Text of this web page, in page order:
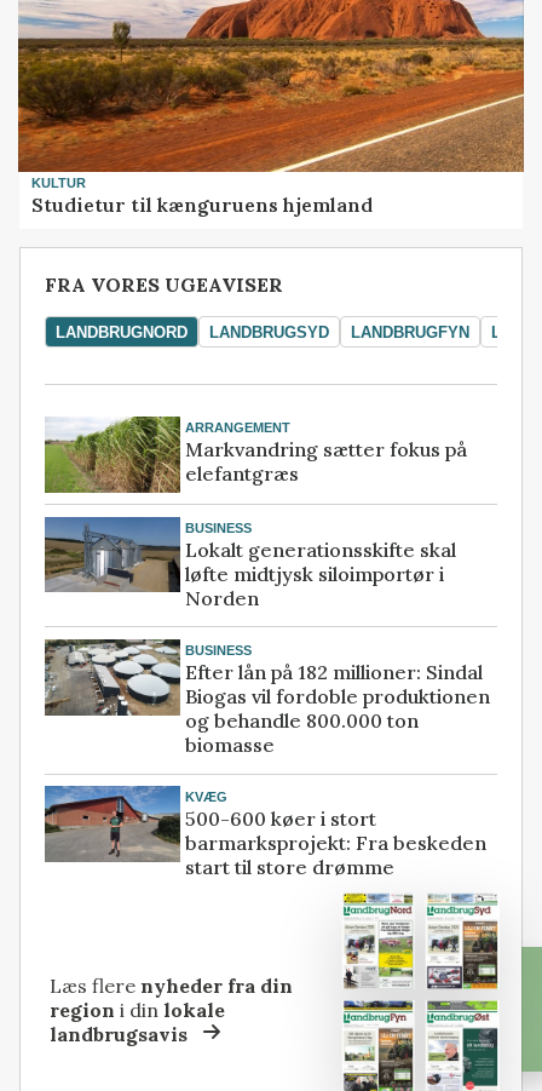
KULTUR
Studietur til kænguruens hjemland
FRA VORES UGEAVISER
LANDBRUGNORD LANDBRUGSYD LANDBRUGFYN
ARRANGEMENT
Markvandring sætter fokus på
elefantgræs
BUSINESS
Lokalt generationsskifte skal
løfte midtjysk siloimportør i
Norden
BUSINESS
Efter lån på 182 millioner: Sindal
Biogas vil fordoble produktionen
og behandle 800.000 ton
biomasse
KVÆG
500-600 køer i stort
barmarksprojekt: Fra beskeden
start til store drømme
Læs flere nyheder fra din
region i dinlokale
landbrugsavis